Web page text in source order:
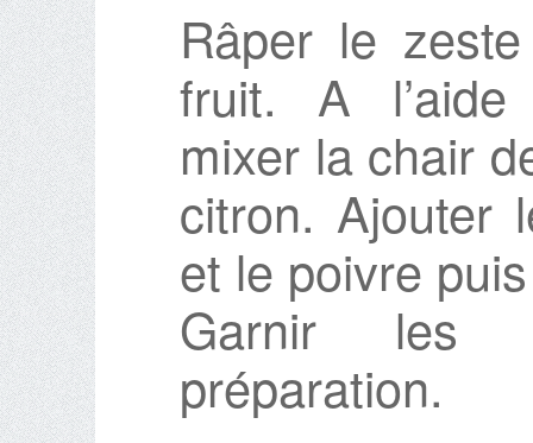
Râper le
fruit. A l’aide
mixer la chair
citron. Ajouter
et le poivre
Garnir les
préparation.